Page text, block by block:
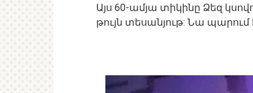
Այս 60-ամյա տիկինը Ձեզ
թույն տեսանյութ: Նա պարում